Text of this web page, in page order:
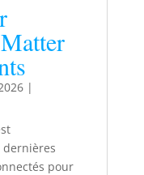
|
dernières
pour